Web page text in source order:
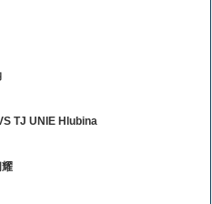
TJ UNIE Hlubina